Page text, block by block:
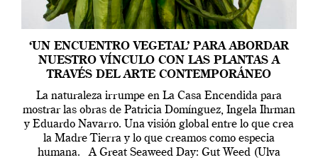
‘UN ENCUENTRO VEGETAL’ PARA ABORDAR
NUESTRO VÍNCULO CON LAS PLANTAS A
TRAVÉS DEL ARTE CONTEMPORÁNEO
La naturaleza irrumpe en La Casa Encendida para
mostrar las obras de Patricia Domínguez, Ingela Ihrman
y Eduardo Navarro. Una visión global entre lo que crea
la Madre Tierra y lo que creamos como especia
humana. A Great Seaweed Day: Gut Weed (Ulva